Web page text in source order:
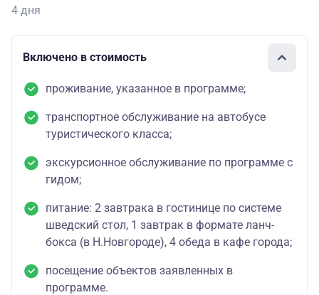
4 дня
Включено в стоимость
проживание, указанное в программе;
транспортное обслуживание на автобусе
туристического класса;
экскурсионное обслуживание по программе с
гидом;
питание: 2 завтрака в гостинице по системе
шведский стол, 1 завтрак в формате ланч-
бокса (в Н.Новгороде), 4 обеда в кафе города;
посещение объектов заявленных в
программе.